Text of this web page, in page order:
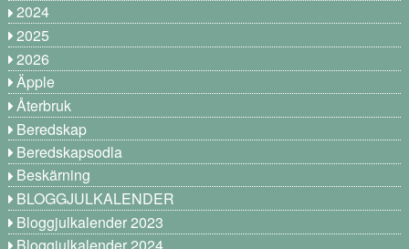
2024
2025
2026
Äpple
Återbruk
Beredskap
Beredskapsodla
Beskärning
BLOGGJULKALENDER
Bloggjulkalender 2023